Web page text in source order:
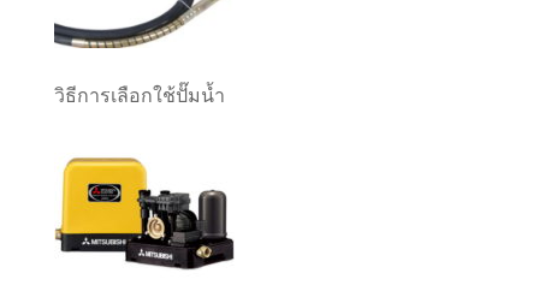
วิธีการเลือกใช้ปั๊มน้ำ